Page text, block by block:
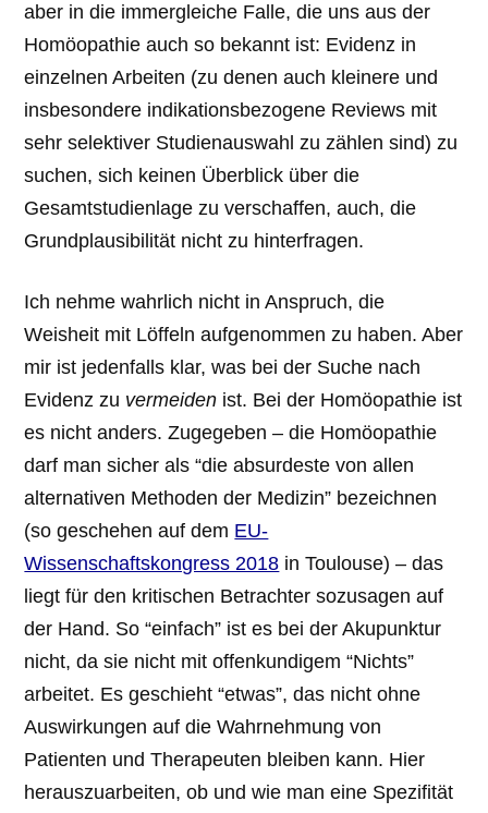
aber in die immergleiche Falle, die uns aus der
Homöopathie auch so bekannt ist: Evidenz in
einzelnen Arbeiten (zu denen auch kleinere und
insbesondere indikationsbezogene Reviews mit
sehr selektiver Studienauswahl zu zählen sind) zu
suchen, sich keinen Überblick über die
Gesamtstudienlage zu verschaffen, auch, die
Grundplausibilität nicht zu hinterfragen.
Ich nehme wahrlich nicht in Anspruch, die
Weisheit mit Löffeln aufgenommen zu haben. Aber
mir ist jedenfalls klar, was bei der Suche nach
Evidenz zu vermeiden ist. Bei der Homöopathie ist
es nicht anders. Zugegeben – die Homöopathie
darf man sicher als “die absurdeste von allen
alternativen Methoden der Medizin” bezeichnen
(so geschehen auf dem EU-
Wissenschaftskongress 2018 in Toulouse) – das
liegt für den kritischen Betrachter sozusagen auf
der Hand. So “einfach” ist es bei der Akupunktur
nicht, da sie nicht mit offenkundigem “Nichts”
arbeitet. Es geschieht “etwas”, das nicht ohne
Auswirkungen auf die Wahrnehmung von
Patienten und Therapeuten bleiben kann. Hier
herauszuarbeiten, ob und wie man eine Spezifität